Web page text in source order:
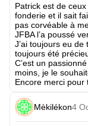
Patrick est de
fonderie et il sait
pas corvéable à
JFBA l’a poussé
J’ai toujours eu de
toujours été
C’est un
moins, je le
Encore merci pour
Mèkilékon4